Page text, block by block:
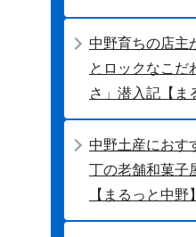
中野育ちの店主
とロックなこだ
さ」潜入記【ま
中野土産におす
丁の老舗和菓子
【まるっと中野】